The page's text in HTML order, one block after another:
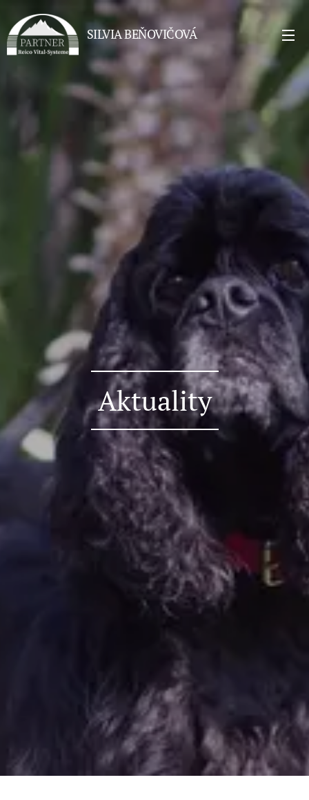
SILVIA BEŇOVIČOVÁ
Aktuality